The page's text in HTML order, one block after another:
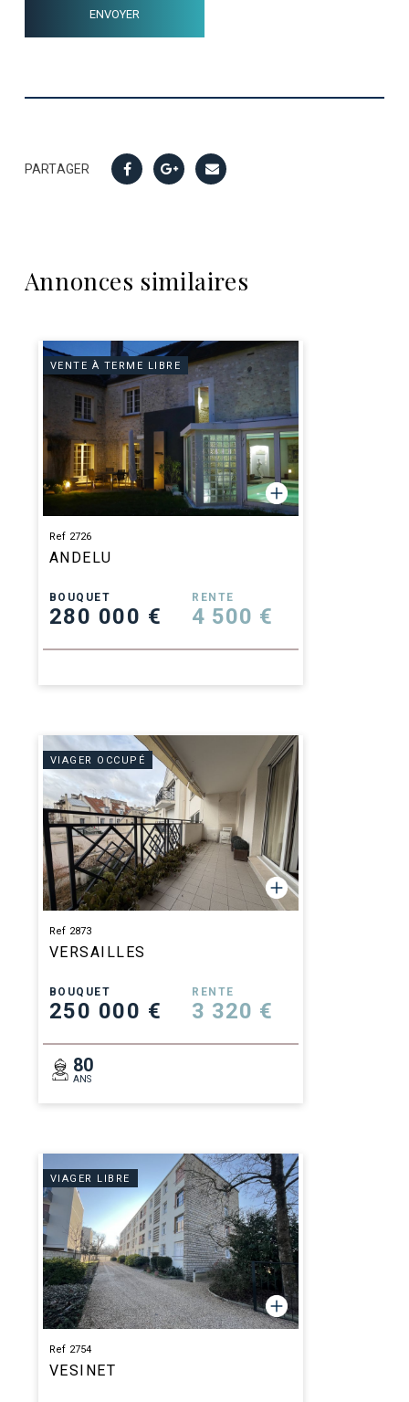
PARTAGER
Annonces similaires
VENTE À TERME LIBRE
Ref 2726
ANDELU
BOUQUET
280 000 €
RENTE
4 500 €
VIAGER OCCUPÉ
Ref 2873
VERSAILLES
BOUQUET
250 000 €
RENTE
3 320 €
80
ANS
VIAGER LIBRE
Ref 2754
VESINET